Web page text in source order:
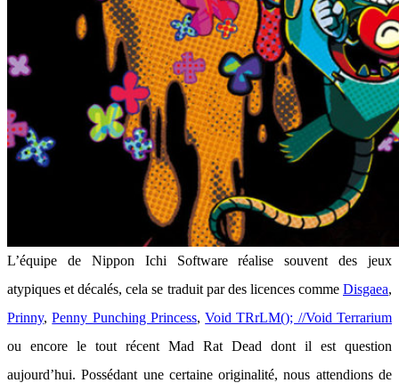
L’équipe de Nippon Ichi Software réalise souvent des jeux
atypiques et décalés, cela se traduit par des licences comme Disgaea,
Prinny,Penny Punching Princess,Void TRrLM(); //Void Terrarium
ou encore le tout récent Mad Rat Dead dont il est question
aujourd’hui. Possédant une certaine originalité, nous attendions de